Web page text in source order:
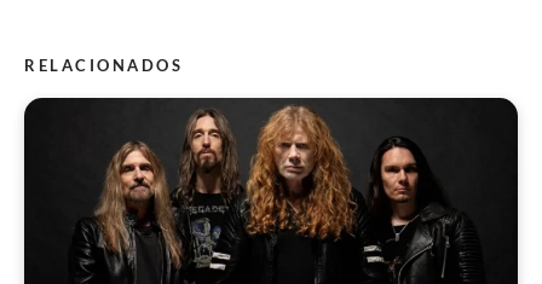
RELACIONADOS